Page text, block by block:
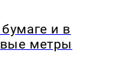
и в
метры